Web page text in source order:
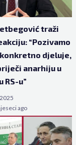
traži
“Pozivamo
konkretno djeluje,
anarhiju u
u”
ago